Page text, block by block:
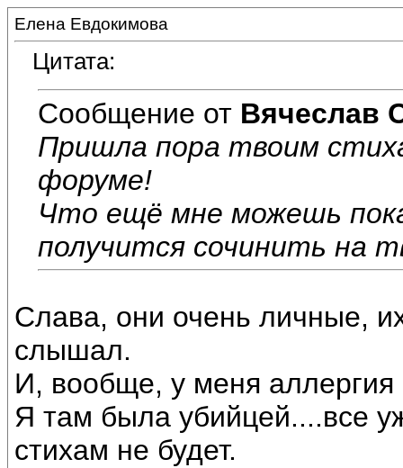
Елена Евдокимова
Цитата:
Сообщение от Вячеслав
Пришла пора твоим
форуме!
Что ещё мне можешь
получится сочинить на
Слава, они очень личные,
слышал.
И, вообще, у меня
Я там была убийцей....все
стихам не будет.